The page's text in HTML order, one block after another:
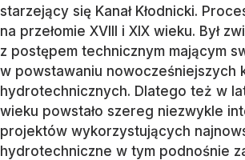
starzejący się Kanał Kłodnicki.
na przełomie XVIII i XIX wieku. Był
z postępem technicznym mającym
w powstawaniu nowocześniejszych
hydrotechnicznych. Dlatego też w
wieku powstało szereg niezwykle
projektów wykorzystujących
hydrotechniczne w tym podnośnie